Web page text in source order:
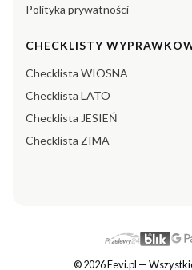
Polityka prywatności
CHECKLISTY
Checklista WIOSNA
Checklista LATO
Checklista JESIEŃ
Checklista ZIMA
© 2026 Eevi.pl —